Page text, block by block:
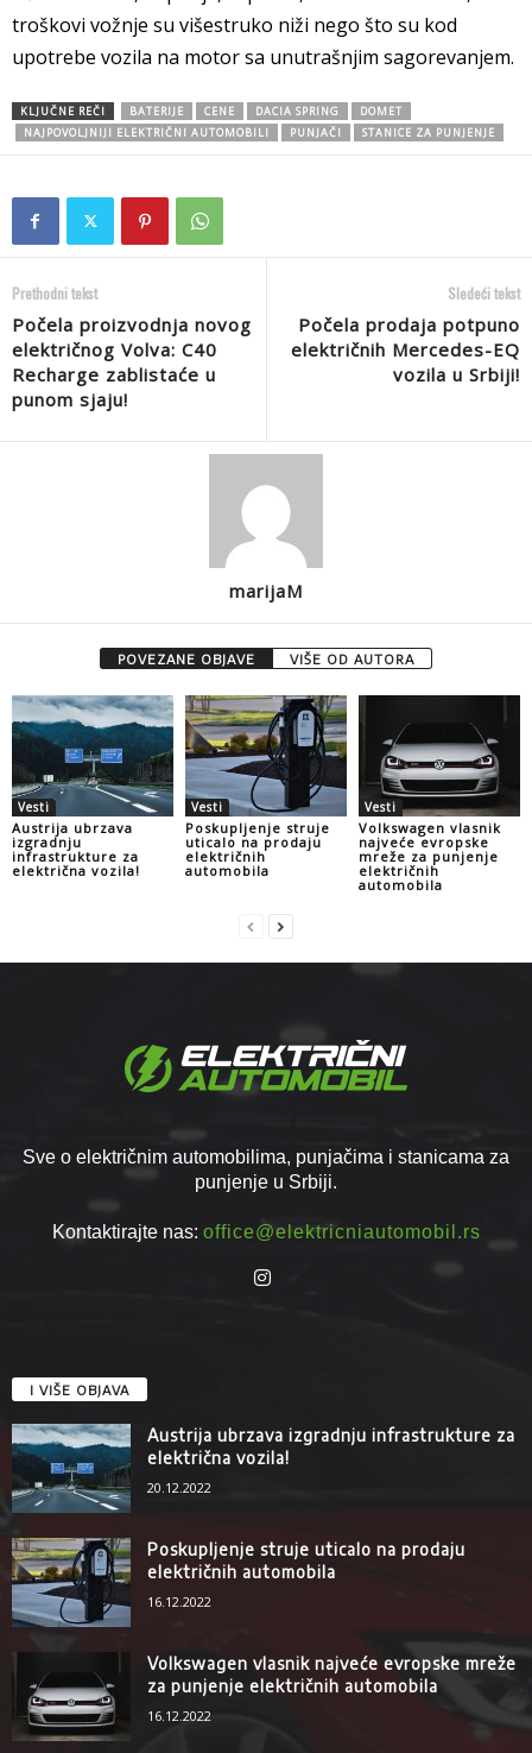
troškovi vožnje su višestruko niži nego što su kod
upotrebe vozila na motor sa unutrašnjim sagorevanjem.
KLJUČNE REČI BATERIJE CENE DACIA SPRING
DOMET
NAJPOVOLJNIJI ELEKTRIČNI AUTOMOBILI
PUNJAČI STANICE ZA PUNJENJE
Prethodni tekst
Počela proizvodnja novog
električnog Volva: C40
Recharge zablistaće u
punom sjaju!
Sledeći tekst
Počela prodaja potpuno
električnih Mercedes-EQ
vozila u Srbiji!
marijaM
POVEZANE OBJAVE VIŠE OD AUTORA
Vesti
Austrija ubrzava
izgradnju
infrastrukture za
električna vozila!
Vesti
Poskupljenje struje
uticalo na prodaju
električnih
automobila
Vesti
Volkswagen vlasnik
najveće evropske
mreže za punjenje
električnih
automobila
Sve o električnim automobilima, punjačima i stanicama za
punjenje u Srbiji.
Kontaktirajte nas: office@elektricniautomobil.rs
I VIŠE OBJAVA
Austrija ubrzava izgradnju infrastrukture za
električna vozila!
20.12.2022
Poskupljenje struje uticalo na prodaju
električnih automobila
16.12.2022
Volkswagen vlasnik najveće evropske mreže
za punjenje električnih automobila
16.12.2022